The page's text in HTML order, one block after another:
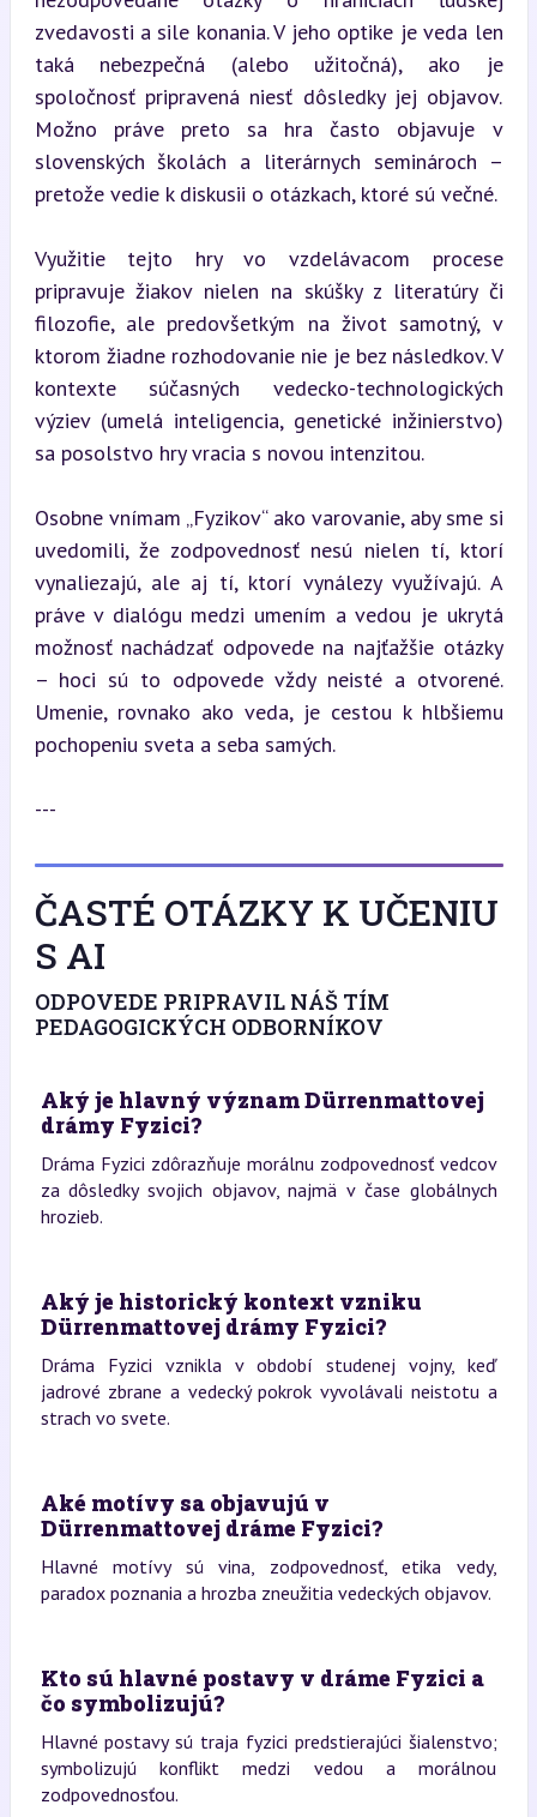
zvedavosti a sile konania. V jeho optike je veda len
taká nebezpečná (alebo užitočná), ako je
spoločnosť pripravená niesť dôsledky jej objavov.
Možno práve preto sa hra často objavuje v
slovenských školách a literárnych seminároch –
pretože vedie k diskusii o otázkach, ktoré sú večné.
Využitie tejto hry vo vzdelávacom procese
pripravuje žiakov nielen na skúšky z literatúry či
filozofie, ale predovšetkým na život samotný, v
ktorom žiadne rozhodovanie nie je bez následkov. V
kontexte súčasných vedecko-technologických
výziev (umelá inteligencia, genetické inžinierstvo)
sa posolstvo hry vracia s novou intenzitou.
Osobne vnímam „Fyzikov“ ako varovanie, aby sme si
uvedomili, že zodpovednosť nesú nielen tí, ktorí
vynaliezajú, ale aj tí, ktorí vynálezy využívajú. A
práve v dialógu medzi umením a vedou je ukrytá
možnosť nachádzať odpovede na najťažšie otázky
– hoci sú to odpovede vždy neisté a otvorené.
Umenie, rovnako ako veda, je cestou k hlbšiemu
pochopeniu sveta a seba samých.
---
ČASTÉ OTÁZKY K UČENIU
S AI
ODPOVEDE PRIPRAVIL NÁŠ TÍM
PEDAGOGICKÝCH ODBORNÍKOV
Aký je hlavný význam Dürrenmattovej
drámy Fyzici?
Dráma Fyzici zdôrazňuje morálnu zodpovednosť vedcov
za dôsledky svojich objavov, najmä v čase globálnych
hrozieb.
Aký je historický kontext vzniku
Dürrenmattovej drámy Fyzici?
Dráma Fyzici vznikla v období studenej vojny, keď
jadrové zbrane a vedecký pokrok vyvolávali neistotu a
strach vo svete.
Aké motívy sa objavujú v
Dürrenmattovej dráme Fyzici?
Hlavné motívy sú vina, zodpovednosť, etika vedy,
paradox poznania a hrozba zneužitia vedeckých objavov.
Kto sú hlavné postavy v dráme Fyzici a
čo symbolizujú?
Hlavné postavy sú traja fyzici predstierajúci šialenstvo;
symbolizujú konflikt medzi vedou a morálnou
zodpovednosťou.